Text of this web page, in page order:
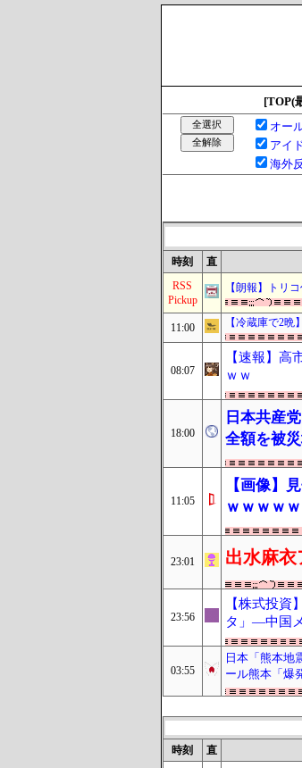
[TOP(
オー
アイ
海外
時刻 直
RSS
Pickup
【朗報】トリ
11:00 【冷蔵庫で2
08:07
【速報】高
ｗｗ
18:00
日本共産
全額を被
11:05
【画像】
ｗｗｗｗｗ
23:01 出水麻
23:56
【株式投資
タ」―中国
03:55
日本「熊本地
ール熊本「爆
時刻
直